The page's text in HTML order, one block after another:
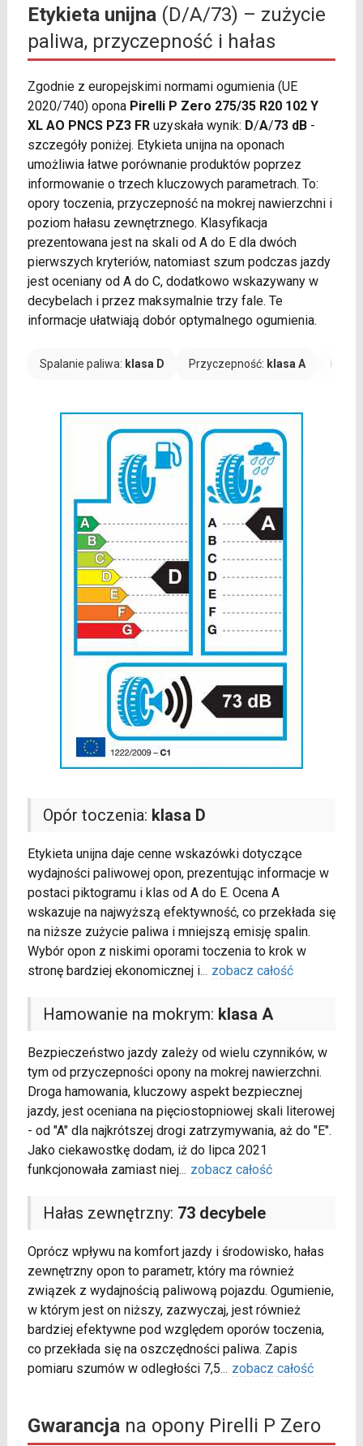
Etykieta unijna(D/A/73) – zużycie
paliwa, przyczepność i hałas
Zgodnie z europejskimi normami ogumienia (UE
2020/740) opona Pirelli P Zero 275/35 R20 102 Y
XL AO PNCS PZ3 FRuzyskała wynik: D/A/73 dB-
szczegóły poniżej. Etykieta unijna na oponach
umożliwia łatwe porównanie produktów poprzez
informowanie o trzech kluczowych parametrach. To:
opory toczenia, przyczepność na mokrej nawierzchni i
poziom hałasu zewnętrznego. Klasyfikacja
prezentowana jest na skali od A do E dla dwóch
pierwszych kryteriów, natomiast szum podczas jazdy
jest oceniany od A do C, dodatkowo wskazywany w
decybelach i przez maksymalnie trzy fale. Te
informacje ułatwiają dobór optymalnego ogumienia.
Spalanie paliwa: klasa D Przyczepność: klasa A
Opór toczenia: klasa D
Etykieta unijna daje cenne wskazówki dotyczące
wydajności paliwowej opon, prezentując informacje w
postaci piktogramu i klas od A do E. Ocena A
wskazuje na najwyższą efektywność, co przekłada się
na niższe zużycie paliwa i mniejszą emisję spalin.
Wybór opon z niskimi oporami toczenia to krok w
stronę bardziej ekonomicznej i... zobacz całość
Hamowanie na mokrym: klasa A
Bezpieczeństwo jazdy zależy od wielu czynników, w
tym od przyczepności opony na mokrej nawierzchni.
Droga hamowania, kluczowy aspekt bezpiecznej
jazdy, jest oceniana na pięciostopniowej skali literowej
- od "A" dla najkrótszej drogi zatrzymywania, aż do "E".
Jako ciekawostkę dodam, iż do lipca 2021
funkcjonowała zamiast niej... zobacz całość
Hałas zewnętrzny: 73 decybele
Oprócz wpływu na komfort jazdy i środowisko, hałas
zewnętrzny opon to parametr, który ma również
związek z wydajnością paliwową pojazdu. Ogumienie,
w którym jest on niższy, zazwyczaj, jest również
bardziej efektywne pod względem oporów toczenia,
co przekłada się na oszczędności paliwa. Zapis
pomiaru szumów w odległości 7,5... zobacz całość
Gwarancjana opony Pirelli P Zero